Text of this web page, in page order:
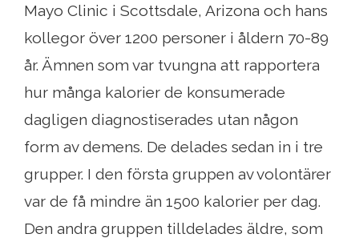
Mayo Clinic i Scottsdale, Arizona och hans
kollegor över 1200 personer i åldern 70-89
år. Ämnen som var tvungna att rapportera
hur många kalorier de konsumerade
dagligen diagnostiserades utan någon
form av demens. De delades sedan in i tre
grupper. I den första gruppen av volontärer
var de få mindre än 1500 kalorier per dag.
Den andra gruppen tilldelades äldre, som